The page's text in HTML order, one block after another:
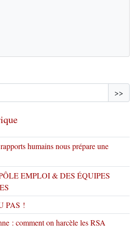
>>
humains nous prépare une
EMPLOI & DES ÉQUIPES
PAS !
: comment on harcèle les RSA